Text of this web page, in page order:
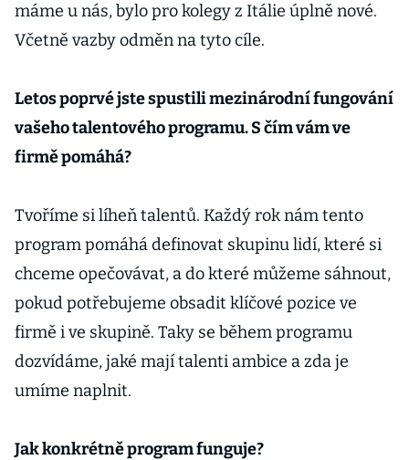
máme u nás, bylo pro kolegy z Itálie úplně nové.
Včetně vazby odměn na tyto cíle.
Letos poprvé jste spustili mezinárodní fungování
vašeho talentového programu. S čím vám ve
firmě pomáhá?
Tvoříme si líheň talentů. Každý rok nám tento
program pomáhá definovat skupinu lidí, které si
chceme opečovávat, a do které můžeme sáhnout,
pokud potřebujeme obsadit klíčové pozice ve
firmě i ve skupině. Taky se během programu
dozvídáme, jaké mají talenti ambice a zda je
umíme naplnit.
Jak konkrétně program funguje?